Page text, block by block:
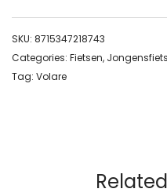
SKU: 8715347218743
Categories: Fietsen,
Tag: Volare